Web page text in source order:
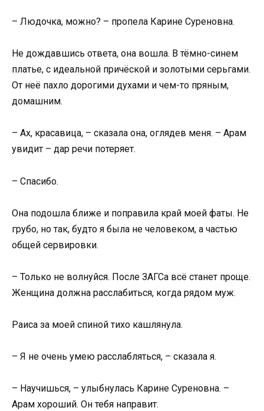
– Людочка, можно? – пропела Карине Суреновна.
Не дождавшись ответа, она вошла. В тёмно-синем
платье, с идеальной причёской и золотыми серьгами.
От неё пахло дорогими духами и чем-то пряным,
домашним.
– Ах, красавица, – сказала она, оглядев меня. – Арам
увидит – дар речи потеряет.
– Спасибо.
Она подошла ближе и поправила край моей фаты. Не
грубо, но так, будто я была не человеком, а частью
общей сервировки.
– Только не волнуйся. После ЗАГСа всё станет проще.
Женщина должна расслабиться, когда рядом муж.
Раиса за моей спиной тихо кашлянула.
– Я не очень умею расслабляться, – сказала я.
– Научишься, – улыбнулась Карине Суреновна. –
Арам хороший. Он тебя направит.